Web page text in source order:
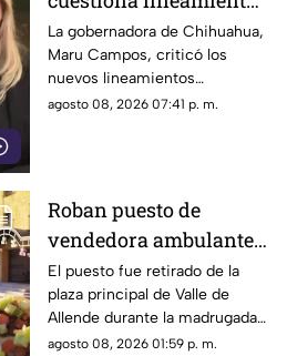
para medios y advierte
riesgos para la libertad
de expresión
La gobernadora de Chihuahua,
Maru Campos, criticó los
nuevos lineamientos
relacionados con los derechos
agosto 08, 2026 07:41 p. m.
Roban puesto de
vendedora ambulante
en Valle de Allende;
piden ayuda para
localizarlo
El puesto fue retirado de la
plaza principal de Valle de
Allende durante la madrugada,
junto con el asador, carpa,
agosto 08, 2026 01:59 p. m.